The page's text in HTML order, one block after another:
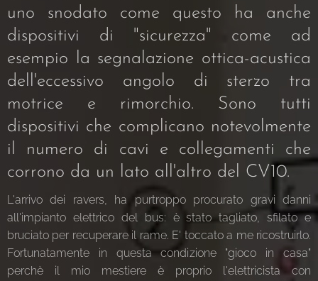
uno snodato come questo ha anche
dispositivi di "sicurezza" come ad
esempio la segnalazione ottica-acustica
dell'eccessivo angolo di sterzo tra
motrice e rimorchio. Sono tutti
dispositivi che complicano notevolmente
il numero di cavi e collegamenti che
corrono da un lato all'altro del CV10.
L'arrivo dei ravers, ha purtroppo procurato gravi danni
all'impianto elettrico del bus: è stato tagliato, sfilato e
bruciato per recuperare il rame. E' toccato a me ricostruirlo.
Fortunatamente in questa condizione "gioco in casa"
perchè il mio mestiere è proprio l'elettricista con